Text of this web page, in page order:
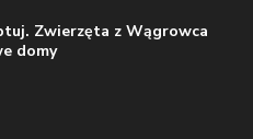
Zwierzęta z Wągrowca
domy